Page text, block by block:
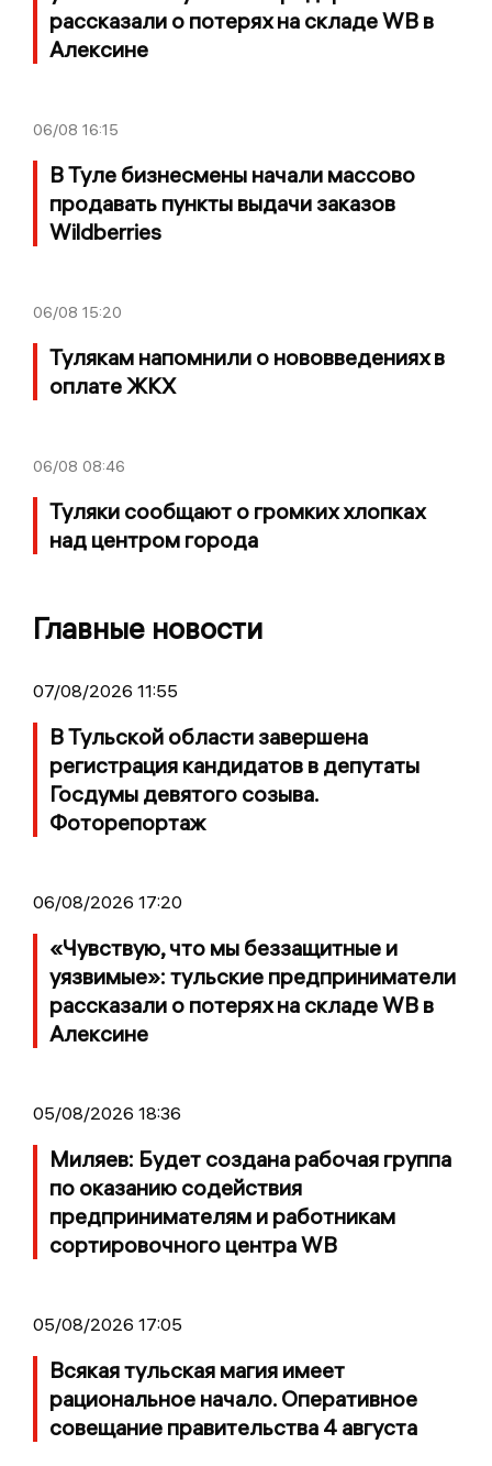
рассказали о потерях на складе WB в
Алексине
06/08 16:15
В Туле бизнесмены начали массово
продавать пункты выдачи заказов
Wildberries
06/08 15:20
Тулякам напомнили о нововведениях в
оплате ЖКХ
06/08 08:46
Туляки сообщают о громких хлопках
над центром города
Главные новости
07/08/2026 11:55
В Тульской области завершена
регистрация кандидатов в депутаты
Госдумы девятого созыва.
Фоторепортаж
06/08/2026 17:20
«Чувствую, что мы беззащитные и
уязвимые»: тульские предприниматели
рассказали о потерях на складе WB в
Алексине
05/08/2026 18:36
Миляев: Будет создана рабочая группа
по оказанию содействия
предпринимателям и работникам
сортировочного центра WB
05/08/2026 17:05
Всякая тульская магия имеет
рациональное начало. Оперативное
совещание правительства 4 августа